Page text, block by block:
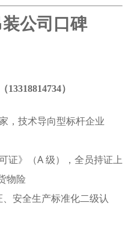
公司口碑
）
，技术导向型标杆企业
证》（A 级），全员持证上
物险
安全生产标准化二级认